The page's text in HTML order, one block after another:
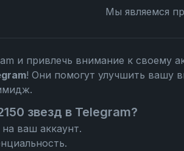
Мы являемся
и привлечь внимание к своему
! Они помогут улучшить вашу
звезд в Telegram?
ваш аккаунт.